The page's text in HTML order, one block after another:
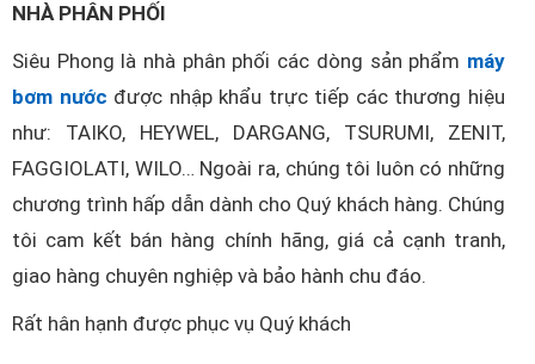
NHÀ PHÂN PHỐI
Siêu Phong là nhà phân phối các dòng sản phẩm máy
bơm nước được nhập khẩu trực tiếp các thương hiệu
như: TAIKO, HEYWEL, DARGANG, TSURUMI, ZENIT,
FAGGIOLATI, WILO… Ngoài ra, chúng tôi luôn có những
chương trình hấp dẫn dành cho Quý khách hàng. Chúng
tôi cam kết bán hàng chính hãng, giá cả cạnh tranh,
giao hàng chuyên nghiệp và bảo hành chu đáo.
Rất hân hạnh được phục vụ Quý khách